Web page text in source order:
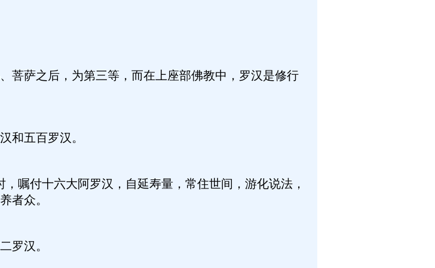
菩萨之后，为第三等，而在上座部佛教中，罗汉是修行
和五百罗汉。
嘱付十六大阿罗汉，自延寿量，常住世间，游化说法，
者众。
罗汉。